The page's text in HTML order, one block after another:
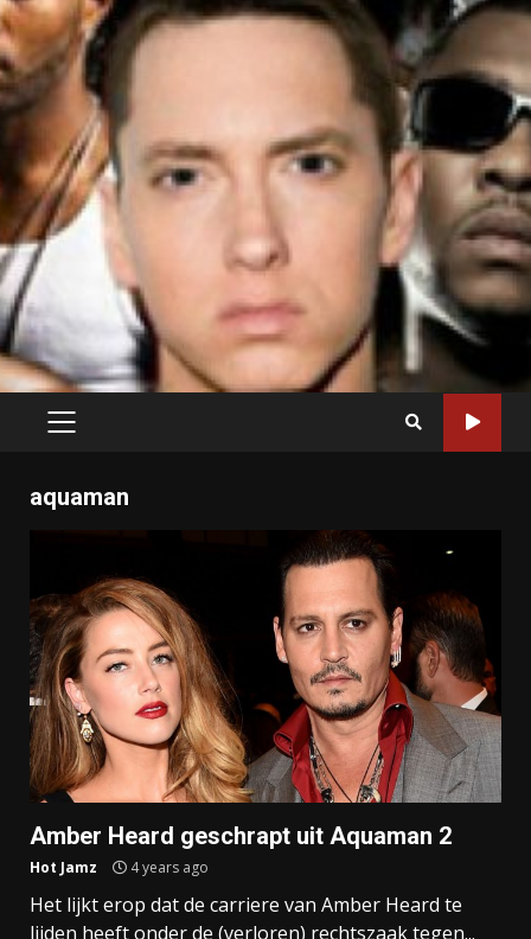
PRIMARY
aquaman
Amber Heard geschrapt uit Aquaman 2
Hot Jamz 4 years ago
Het lijkt erop dat de carriere van Amber Heard te
lijden heeft onder de (verloren) rechtszaak tegen...